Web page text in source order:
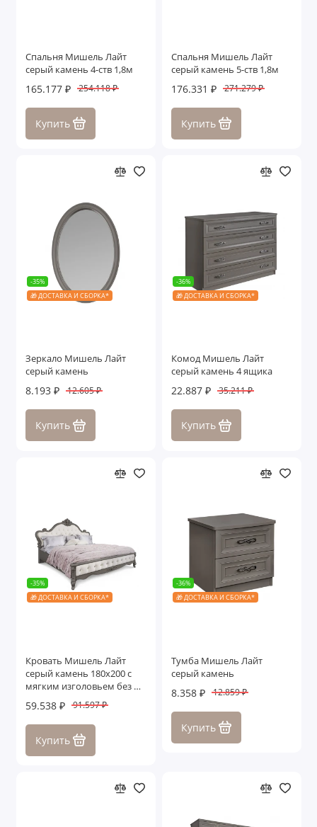
Спальня Мишель Лайт
серый камень 4-ств 1,8м
165.177 ₽ 254.118 ₽
Купить
Спальня Мишель Лайт
серый камень 5-ств 1,8м
176.331 ₽ 271.279 ₽
Купить
-35%
🎁 ДОСТАВКА И СБОРКА*
Зеркало Мишель Лайт
серый камень
8.193 ₽ 12.605 ₽
Купить
-36%
🎁 ДОСТАВКА И СБОРКА*
Комод Мишель Лайт
серый камень 4 ящика
22.887 ₽ 35.211 ₽
Купить
-35%
🎁 ДОСТАВКА И СБОРКА*
Кровать Мишель Лайт
серый камень 180х200 с
мягким изголовьем без п/
59.538 ₽ 91.597 ₽
Купить
-36%
🎁 ДОСТАВКА И СБОРКА*
Тумба Мишель Лайт
серый камень
8.358 ₽ 12.859 ₽
Купить